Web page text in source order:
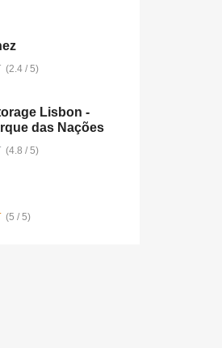
(2.4 / 5)
Lisbon -
das Nações
(4.8 / 5)
(5 / 5)